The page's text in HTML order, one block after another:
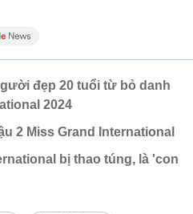
đẹp 20 tuổi từ bỏ danh
2024
2 Miss Grand International
bị thao túng, là 'con